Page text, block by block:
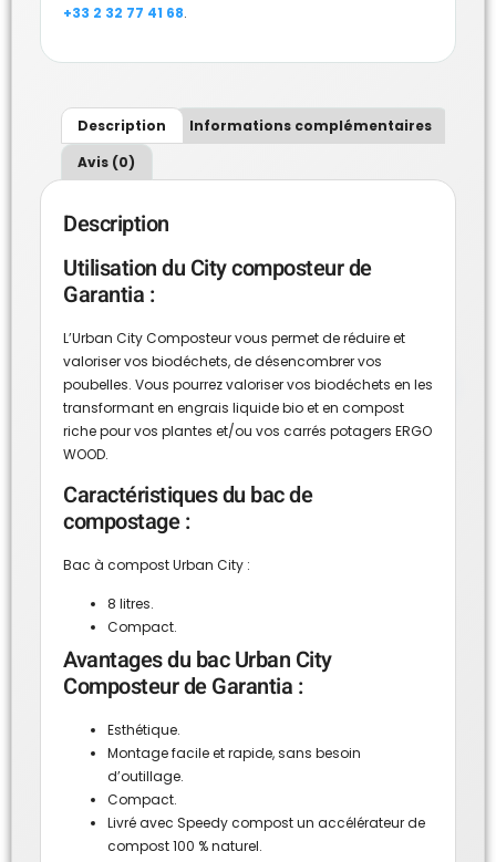
+33 2 32 77 41 68.
Description
Informations complémentaires
Avis (0)
Description
Utilisation du City composteur de
Garantia :
L’Urban City Composteur vous permet de réduire et
valoriser vos biodéchets, de désencombrer vos
poubelles. Vous pourrez valoriser vos biodéchets en les
transformant en engrais liquide bio et en compost
riche pour vos plantes et/ou vos carrés potagers ERGO
WOOD.
Caractéristiques du bac de
compostage :
Bac à compost Urban City :
8 litres.
Compact.
Avantages du bac Urban City
Composteur de Garantia :
Esthétique.
Montage facile et rapide, sans besoin
d’outillage.
Compact.
Livré avec Speedy compost un accélérateur de
compost 100 % naturel.